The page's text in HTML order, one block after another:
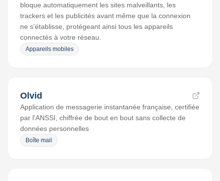
bloque automatiquement les sites malveillants, les
trackers et les publicités avant même que la connexion
ne s'établisse, protégeant ainsi tous les appareils
connectés à votre réseau.
Appareils mobiles
Olvid
Application de messagerie instantanée française, certifiée
par l'ANSSI, chiffrée de bout en bout sans collecte de
données personnelles
Boîte mail